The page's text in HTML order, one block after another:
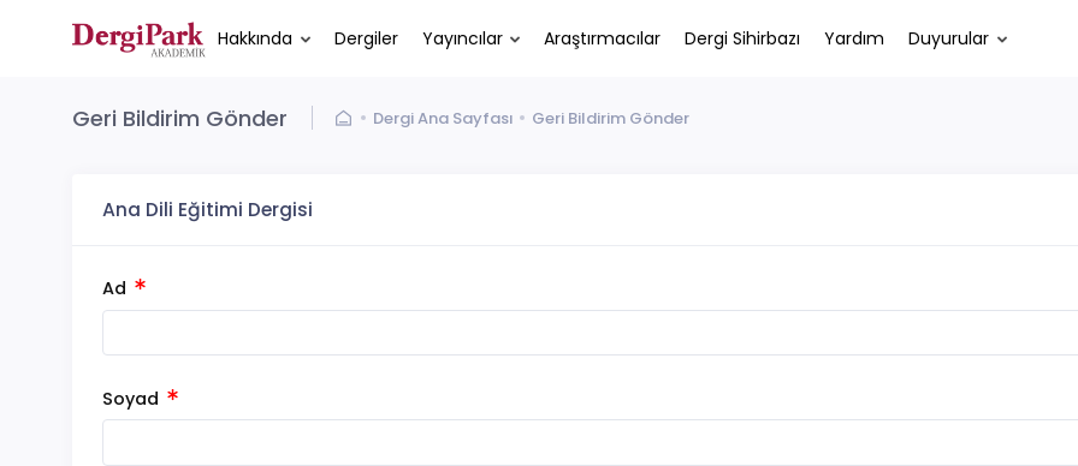
Hakkında Dergiler Yayıncılar Araştırmacılar Dergi Sihirbazı Yardım Duyurular
Geri Bildirim Gönder Dergi Ana Sayfası Geri Bildirim Gönder
Ana Dili Eğitimi Dergisi
Ad
Soyad